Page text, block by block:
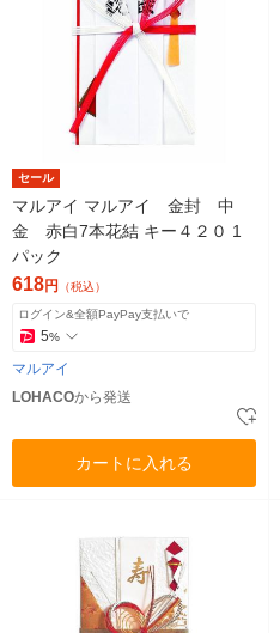
セール
マルアイ マルアイ 金封 中
金 赤白7本花結 キー４２０ 1
パック
618円 （税込）
ログイン&全額PayPay支払いで
5%
マルアイ
LOHACOから発送
カートに入れる